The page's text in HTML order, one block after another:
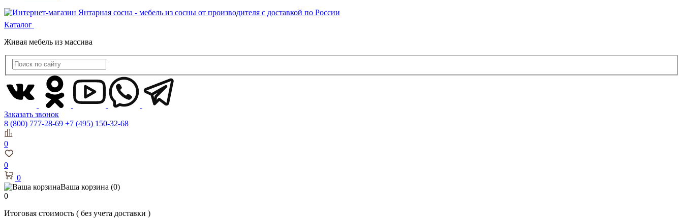
Каталог
Живая мебель из массива
Заказать звонок
8 (800) 777-28-69 +7 (495) 150-32-68
0
0
0
Ваша корзина (0)
0
Итоговая стоимость ( без учета доставки )